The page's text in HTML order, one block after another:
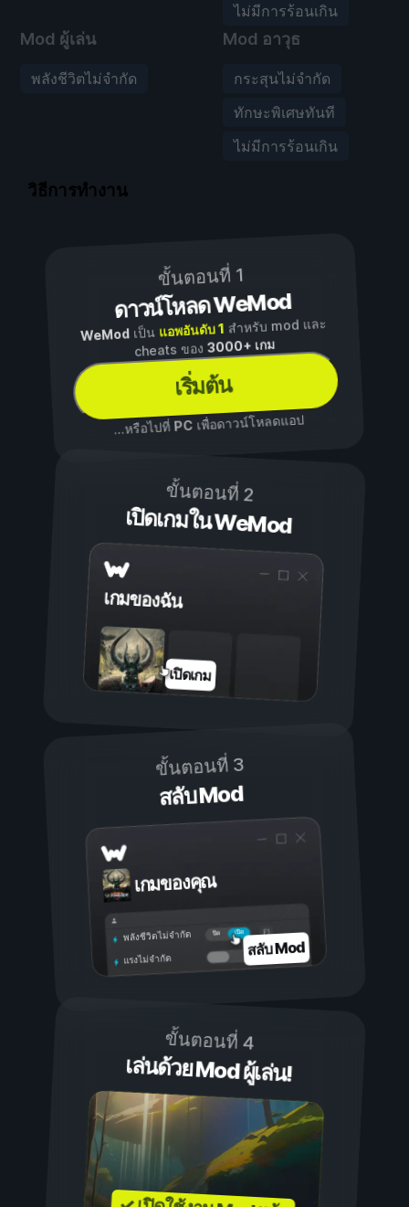
ไม่มีการร้อนเกิน
Mod ผู้เล่น
พลังชีวิตไม่จำกัด
Mod อาวุธ
กระสุนไม่จำกัด
ทักษะพิเศษทันที
ไม่มีการร้อนเกิน
วิธีการทำงาน
ขั้นตอนที่ 1
ดาวน์โหลด WeMod
WeModเป็น แอพอันดับ 1 สำหรับ mod และ
cheats ของ3000+ เกม
เริ่มต้น
...หรือไปที่ PCเพื่อดาวน์โหลดแอป
ขั้นตอนที่ 2
เปิดเกมใน WeMod
เกมของฉัน
เปิดเกม
ขั้นตอนที่ 3
สลับ Mod
เกมของคุณ
เปิด
ปิด
พลังชีวิตไม่จำกัด
แรงไม่จำกัด สลับ Mod
ขั้นตอนที่ 4
เล่นด้วย Mod ผู้เล่น!